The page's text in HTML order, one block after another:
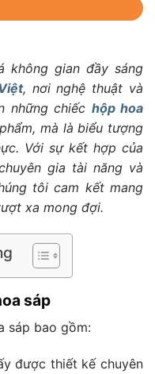
không gian đầy sáng
, nơi nghệ thuật và
những chiếc hộp hoa
mà là biểu tượng
Với sự kết hợp của
gia tài năng và
tôi cam kết mang
xa mong đợi.
sáp
sáp bao gồm:
được thiết kế chuyên